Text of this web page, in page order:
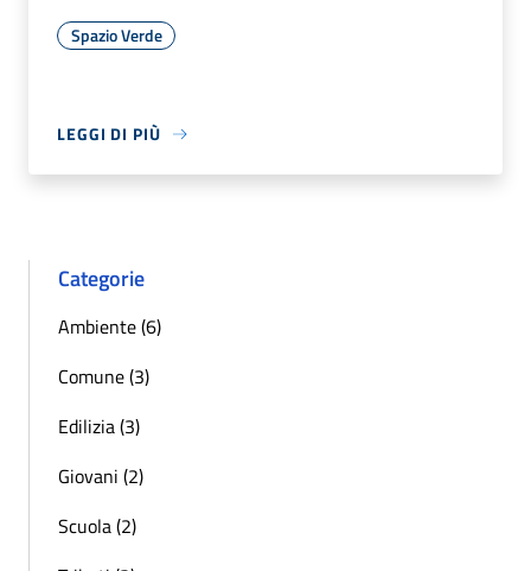
Spazio Verde
LEGGI DI PIÙ
Categorie
Ambiente (6)
Comune (3)
Edilizia (3)
Giovani (2)
Scuola (2)